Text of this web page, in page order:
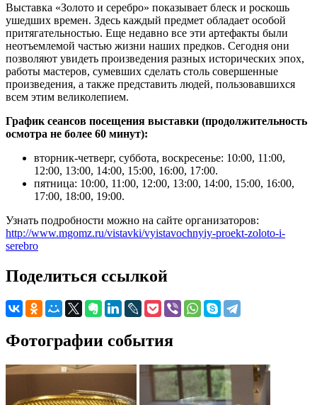
Выставка «Золото и серебро» показывает блеск и роскошь
ушедших времен. Здесь каждый предмет обладает особой
притягательностью. Еще недавно все эти артефакты были
неотъемлемой частью жизни наших предков. Сегодня они
позволяют увидеть произведения разных исторических эпох,
работы мастеров, сумевших сделать столь совершенные
произведения, а также представить людей, пользовавшихся
всем этим великолепием.
График сеансов посещения выставки (продолжительность
осмотра не более 60 минут):
вторник-четверг, суббота, воскресенье: 10:00, 11:00,
12:00, 13:00, 14:00, 15:00, 16:00, 17:00.
пятница: 10:00, 11:00, 12:00, 13:00, 14:00, 15:00, 16:00,
17:00, 18:00, 19:00.
Узнать подробности можно на сайте организаторов:
http://www.mgomz.ru/vistavki/vyistavochnyiy-proekt-zoloto-i-
serebro
Поделиться ссылкой
Фотографии события